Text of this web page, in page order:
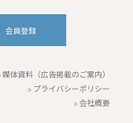
会員登録
媒体資料（広告掲載のご案内）
プライバシーポリシー
会社概要